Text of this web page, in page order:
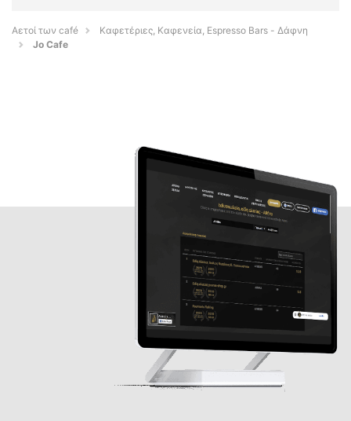
Αετοί των café
Καφετέριες, Καφενεία, Espresso Bars - Δάφνη
Jo Cafe